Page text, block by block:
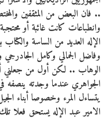
.. فان البعض من المثقفين
وانطباعات كانت غائبة أو
الإله العديد من الساسة
وفاضل الجمالي وكامل
الوهاب .. لكن أول من جعلني
الجواهري عندما وجدته ينصفه في
يتساءل المرء وخصوصا أبناء